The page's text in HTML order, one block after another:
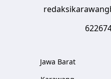
Jawa Barat